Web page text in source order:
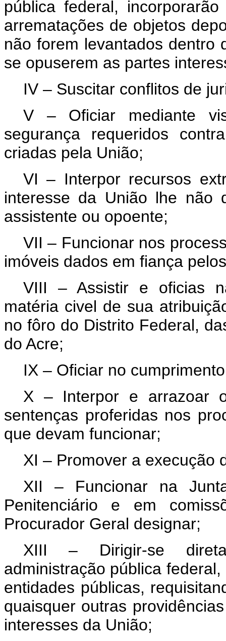
pública federal,
arrematações de objetos
não forem levantados dentro
se opuserem as partes
IV – Suscitar conflitos de
V – Oficiar mediante
segurança requeridos
criadas pela União;
VI – Interpor recursos
interesse da União lhe não
assistente ou opoente;
VII – Funcionar nos
imóveis dados em fiança
VIII – Assistir e oficias
matéria civel de sua
no fôro do Distrito Federal,
do Acre;
IX – Oficiar no
X – Interpor e arrazoar
sentenças proferidas nos
que devam funcionar;
XI – Promover a execução
XII – Funcionar na
Penitenciário e em
Procurador Geral designar;
XIII – Dirigir-se
administração pública
entidades públicas,
quaisquer outras
interesses da União;